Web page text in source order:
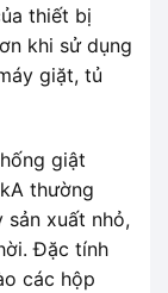
thiết bị
khi sử dụng
giặt, tủ
giật
thường
xuất nhỏ,
Đặc tính
các hộp